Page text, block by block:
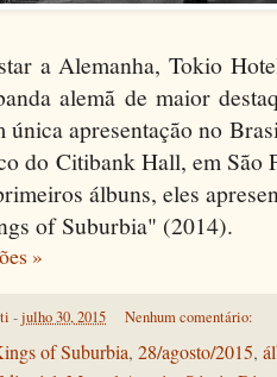
a Alemanha, Tokio
alemã de maior
única apresentação no
do Citibank Hall, em São
álbuns, eles
of Suburbia" (2014).
»
-julho 30, 2015 Nenhum comentário:
of Suburbia, 28/agosto/2015,